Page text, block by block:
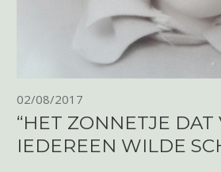
02/08/2017
“HET ZONNETJE DAT
IEDEREEN WILDE